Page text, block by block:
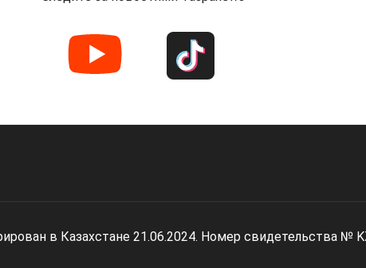
в Казахстане 21.06.2024. Номер свидетельства №